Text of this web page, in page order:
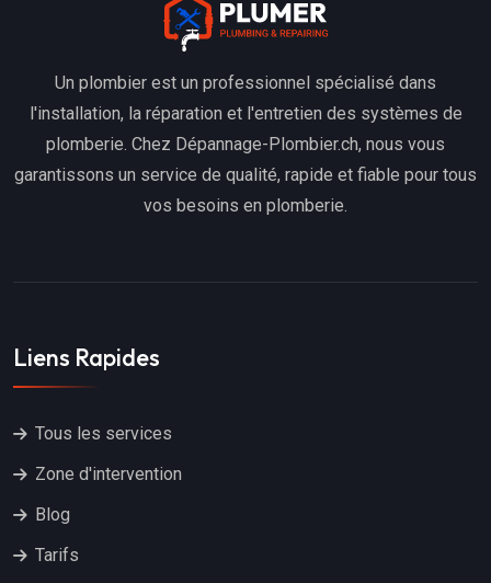
Un plombier est un professionnel spécialisé dans
l'installation, la réparation et l'entretien des systèmes de
plomberie. Chez Dépannage-Plombier.ch, nous vous
garantissons un service de qualité, rapide et fiable pour tous
vos besoins en plomberie.
Liens Rapides
Tous les services
Zone d'intervention
Blog
Tarifs